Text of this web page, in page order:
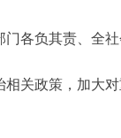
负其责、全社
政策，加大对